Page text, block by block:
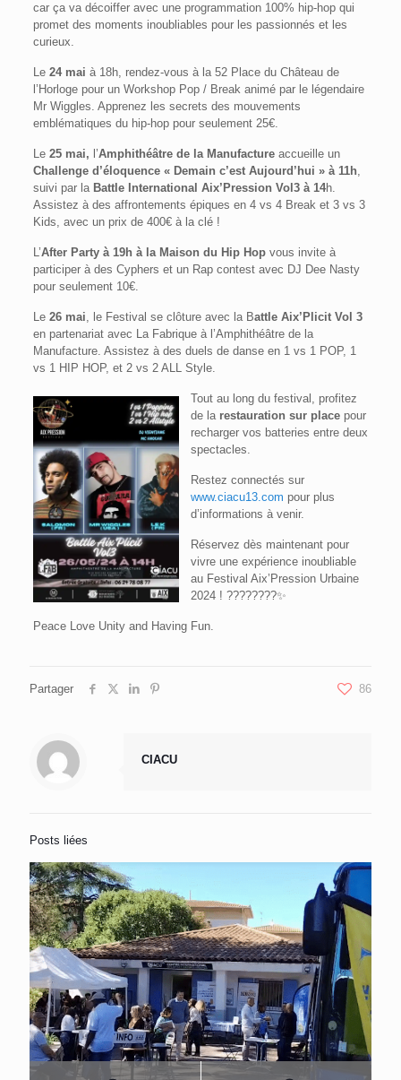
car ça va décoiffer avec une programmation 100% hip-hop qui
promet des moments inoubliables pour les passionnés et les
curieux.
Le 24 mai à 18h, rendez-vous à la 52 Place du Château de
l’Horloge pour un Workshop Pop / Break animé par le légendaire
Mr Wiggles. Apprenez les secrets des mouvements
emblématiques du hip-hop pour seulement 25€.
Le 25 mai, l’Amphithéâtre de la Manufactureaccueille un
Challenge d’éloquence « Demain c’est Aujourd’hui » à 11h,
suivi par la Battle International Aix’Pression Vol3 à 14h.
Assistez à des affrontements épiques en 4 vs 4 Break et 3 vs 3
Kids, avec un prix de 400€ à la clé !
L’After Party à 19h à la Maison du Hip Hopvous invite à
participer à des Cyphers et un Rap contest avec DJ Dee Nasty
pour seulement 10€.
Le26 mai, le Festival se clôture avec la Battle Aix’Plicit Vol 3
en partenariat avec La Fabrique à l’Amphithéâtre de la
Manufacture. Assistez à des duels de danse en 1 vs 1 POP, 1
vs 1 HIP HOP, et 2 vs 2 ALL Style.
Tout au long du festival, profitez
de la restauration sur placepour
recharger vos batteries entre deux
spectacles.
Restez connectés sur
www.ciacu13.com pour plus
d’informations à venir.
Réservez dès maintenant pour
vivre une expérience inoubliable
au Festival Aix’Pression Urbaine
2024 ! ????????✨
Peace Love Unity and Having Fun.
Partager 86
CIACU
Posts liées